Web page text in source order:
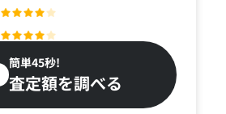
簡単45秒!
査定額を調べる